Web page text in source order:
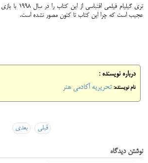
تری گیلیام
عجیب است که چرا این کتاب تا کنون مصور نشده است.
درباره نویسنده :
نام نویسنده: تحریریه آکادمی هنر
قبلی بعدی
نوشتن دیدگاه